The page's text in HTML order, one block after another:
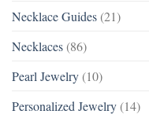
Necklace Guides (21)
Necklaces (86)
Pearl Jewelry (10)
Personalized Jewelry (14)